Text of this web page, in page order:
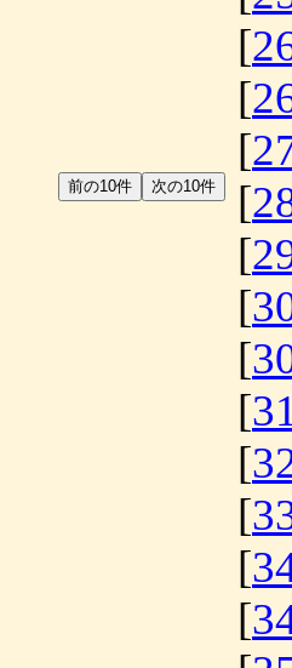
[
[
[
[
[
[
[
[
[
[
[
[